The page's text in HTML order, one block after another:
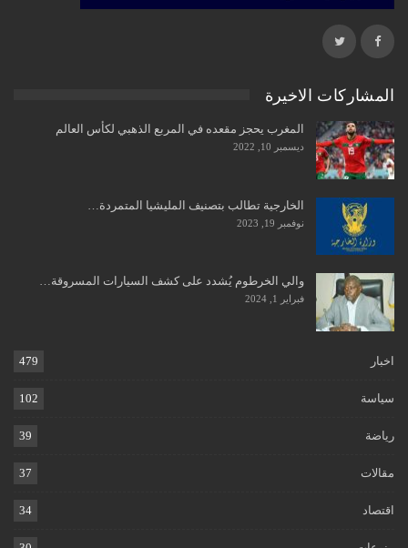
المشاركات الاخيرة
المغرب يحجز مقعده في المربع الذهبي لكأس العالم
ديسمبر 10, 2022
الخارجية تطالب بتصنيف المليشيا المتمردة…
نوفمبر 19, 2023
والي الخرطوم يُشدد على كشف السيارات المسروقة…
فبراير 1, 2024
اخبار 479
سياسة 102
رياضة 39
مقالات 37
اقتصاد 34